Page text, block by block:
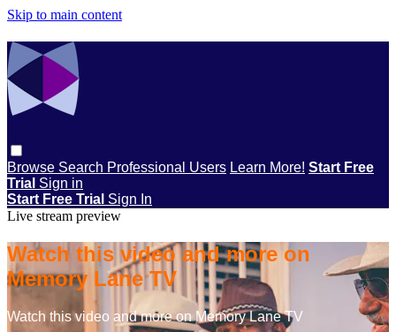
Skip to main content
Browse Search Professional Users Learn More! Start Free
Trial Sign in
Start Free Trial Sign In
Live stream preview
Watch this video and more on
Memory Lane TV
Watch this video and more on Memory Lane TV